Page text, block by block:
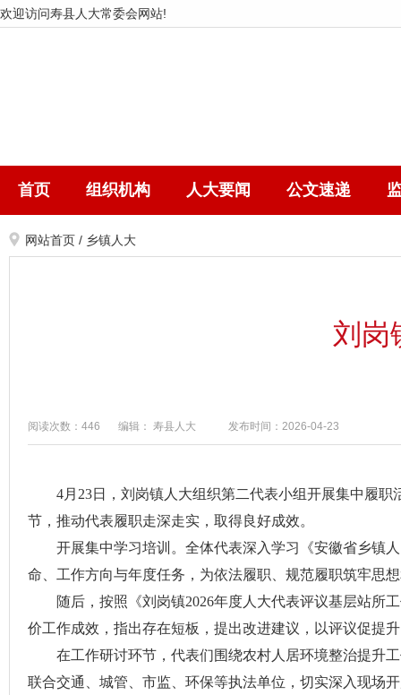
欢迎访问寿县人大常委会网站!
首页 组织机构 人大要闻 公文速递
网站首页 / 乡镇人大
刘岗
阅读次数：446 编辑： 寿县人大 发布时间：2026-04-23
4月23日，刘岗镇人大组织第二代表小组开展集中履
节，推动代表履职走深走实，取得良好成效。
开展集中学习培训。全体代表深入学习《安徽省乡镇
命、工作方向与年度任务，为依法履职、规范履职筑牢思
随后，按照《刘岗镇2026年度人大代表评议基层站所
价工作成效，指出存在短板，提出改进建议，以评议促提
在工作研讨环节，代表们围绕农村人居环境整治提升
联合交通、城管、市监、环保等执法单位，切实深入现场